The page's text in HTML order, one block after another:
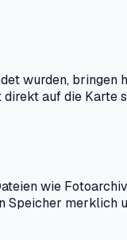
wurden,
auf die
wie